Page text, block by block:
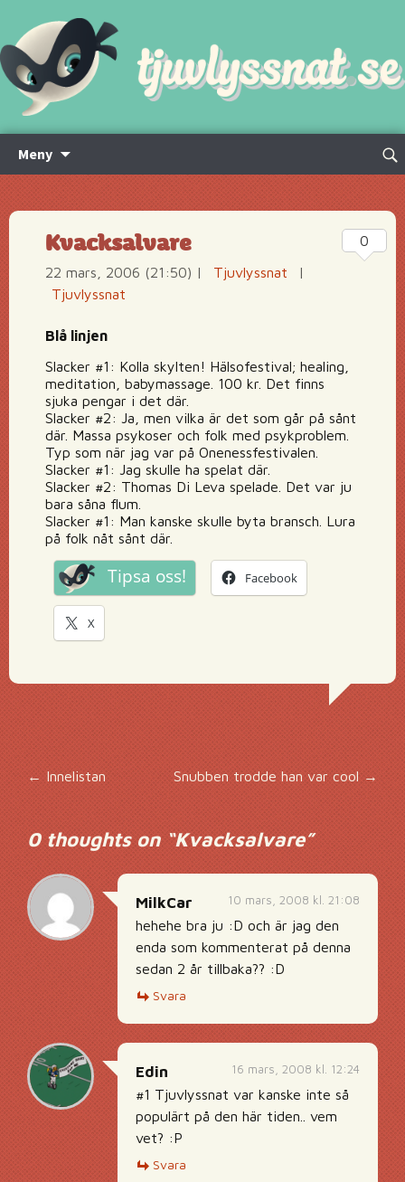
Meny
innehåll
Sök
Kvacksalvare
22 mars, 2006 (21:50) | Tjuvlyssnat
|
Tjuvlyssnat
Blå linjen
Slacker #1: Kolla skylten! Hälsofestival; healing,
meditation, babymassage. 100 kr. Det finns
sjuka pengar i det där.
Slacker #2: Ja, men vilka är det som går på sånt
där. Massa psykoser och folk med psykproblem.
Typ som när jag var på Onenessfestivalen.
Slacker #1: Jag skulle ha spelat där.
Slacker #2: Thomas Di Leva spelade. Det var ju
bara såna flum.
Slacker #1: Man kanske skulle byta bransch. Lura
på folk nåt sånt där.
Tipsa oss! Facebook
X
0
Inläggsnavigering
←Innelistan Snubben trodde han var cool→
0 thoughts on “Kvacksalvare”
10 mars, 2008 kl. 21:08
MilkCar
hehehe bra ju :D och är jag den
enda som kommenterat på denna
sedan 2 år tillbaka?? :D
Svara
16 mars, 2008 kl. 12:24
Edin
#1 Tjuvlyssnat var kanske inte så
populärt på den här tiden.. vem
vet? :P
Svara